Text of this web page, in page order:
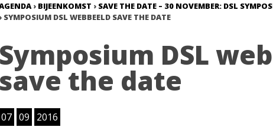
› BIJEENKOMST › SAVE THE DATE – 30 NOVEMBER: DSL
› SYMPOSIUM DSL WEBBEELD SAVE THE DATE
Symposium DSL
save the date
07 09 2016